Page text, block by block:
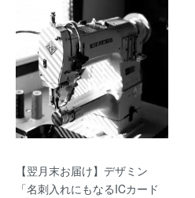
【翌月末お届け】デザミン
「名刺入れにもなるICカード